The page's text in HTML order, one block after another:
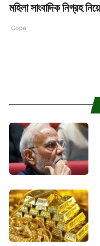
মহিলা সাংবাদিক নিগ্রহ
Gopa